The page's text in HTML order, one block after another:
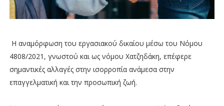
Η αναμόρφωση του εργασιακού δικαίου μέσω του Νόμου
4808/2021, γνωστού και ως νόμου Χατζηδάκη, επέφερε
σημαντικές αλλαγές στην ισορροπία ανάμεσα στην
επαγγελματική και την προσωπική ζωή.